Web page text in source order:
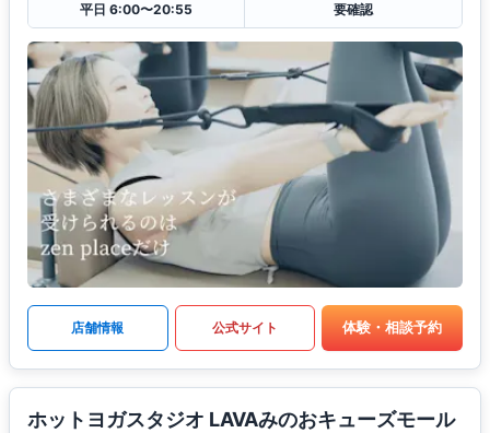
平日 6:00〜20:55
要確認
店舗情報 公式サイト 体験・相談予約
ホットヨガスタジオ LAVAみのおキューズモール